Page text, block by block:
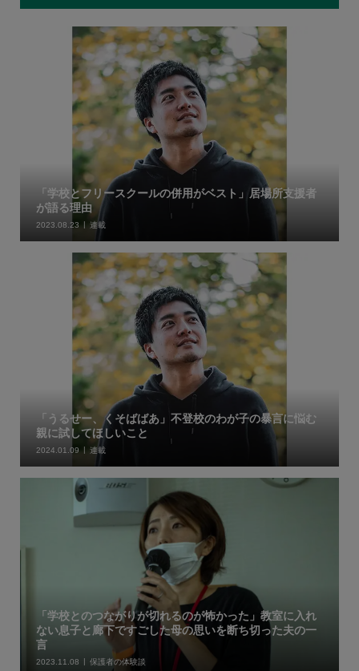
「学校とフリースクールの併用がベスト」居場所支援者
が語る理由
2023.08.23 連載
「うるせー、くそばばあ」不登校のわが子の暴言に悩む
親に試してほしいこと
2024.01.09 連載
「学校とのつながりが切れるのが怖かった」教室に入れ
ない息子と廊下ですごした母の思いを断ち切った夫の一
言
2023.11.08 保護者の体験談